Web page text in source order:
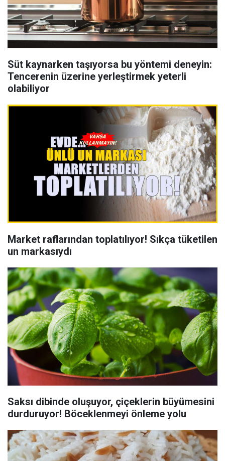
Süt kaynarken taşıyorsa bu yöntemi deneyin:
Tencerenin üzerine yerleştirmek yeterli
olabiliyor
Market raflarından toplatılıyor! Sıkça tüketilen
un markasıydı
Saksı dibinde oluşuyor, çiçeklerin büyümesini
durduruyor! Böceklenmeyi önleme yolu